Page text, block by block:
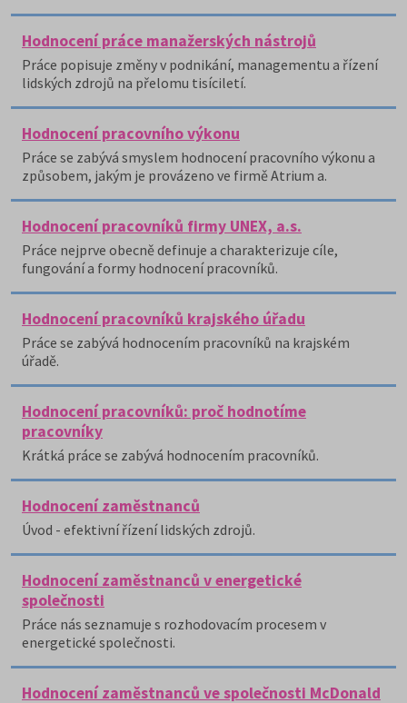
Hodnocení práce manažerských nástrojů
Práce popisuje změny v podnikání, managementu a řízení
lidských zdrojů na přelomu tisíciletí.
Hodnocení pracovního výkonu
Práce se zabývá smyslem hodnocení pracovního výkonu a
způsobem, jakým je provázeno ve firmě Atrium a.
Hodnocení pracovníků firmy UNEX, a.s.
Práce nejprve obecně definuje a charakterizuje cíle,
fungování a formy hodnocení pracovníků.
Hodnocení pracovníků krajského úřadu
Práce se zabývá hodnocením pracovníků na krajském
úřadě.
Hodnocení pracovníků: proč hodnotíme
pracovníky
Krátká práce se zabývá hodnocením pracovníků.
Hodnocení zaměstnanců
Úvod - efektivní řízení lidských zdrojů.
Hodnocení zaměstnanců v energetické
společnosti
Práce nás seznamuje s rozhodovacím procesem v
energetické společnosti.
Hodnocení zaměstnanců ve společnosti McDonald